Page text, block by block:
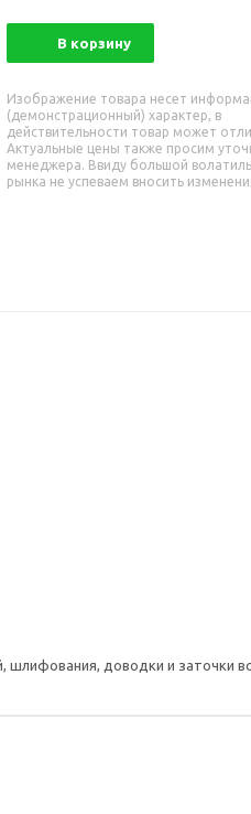
В корзину
Изображение товара несет
(демонстрационный) характер, в
действительности товар может
Актуальные цены также просим
менеджера. Ввиду большой
рынка не успеваем вносить
шлифования, доводки и заточки